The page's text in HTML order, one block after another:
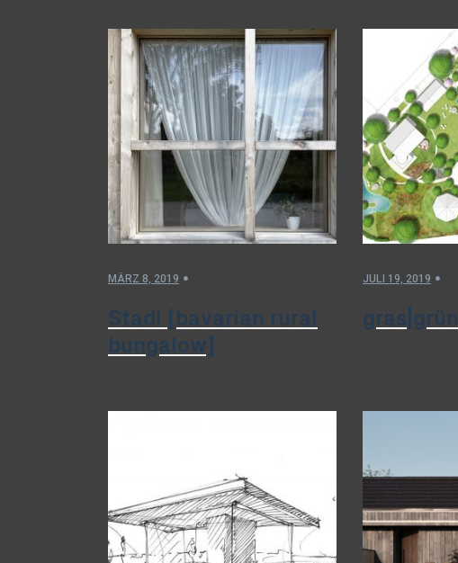
MÄRZ 8, 2019
Stadl [bavarian rural
bungalow]
JULI 19, 2019
gras|grün